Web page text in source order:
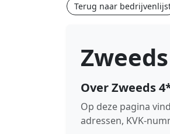
Terug naar
Over Zweeds
Op deze pagina
adressen, KVK-